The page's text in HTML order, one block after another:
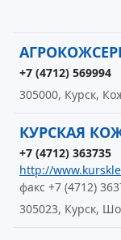
+7 (4712) 569994
305000, Курск,
КУРСКАЯ
+7 (4712) 363735
http://
факс +7 (4712)
305023, Курск,